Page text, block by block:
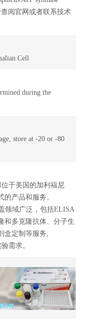
阅官网或者联系技术
Cell
during the
store at -20 or -80
位于美国的加利福尼
产品和服务。
领域广泛，包括ELISA
和多克隆抗体、分子生
盒定制等服务,
需求。